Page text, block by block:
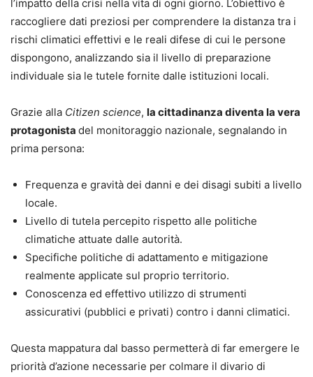
l’impatto della crisi nella vita di ogni giorno. L’obiettivo è
raccogliere dati preziosi per comprendere la distanza tra i
rischi climatici effettivi e le reali difese di cui le persone
dispongono, analizzando sia il livello di preparazione
individuale sia le tutele fornite dalle istituzioni locali.
Grazie alla Citizen science, la cittadinanza diventa la vera
protagonista del monitoraggio nazionale, segnalando in
prima persona:
Frequenza e gravità dei danni e dei disagi subiti a livello
locale.
Livello di tutela percepito rispetto alle politiche
climatiche attuate dalle autorità.
Specifiche politiche di adattamento e mitigazione
realmente applicate sul proprio territorio.
Conoscenza ed effettivo utilizzo di strumenti
assicurativi (pubblici e privati) contro i danni climatici.
Questa mappatura dal basso permetterà di far emergere le
priorità d’azione necessarie per colmare il divario di